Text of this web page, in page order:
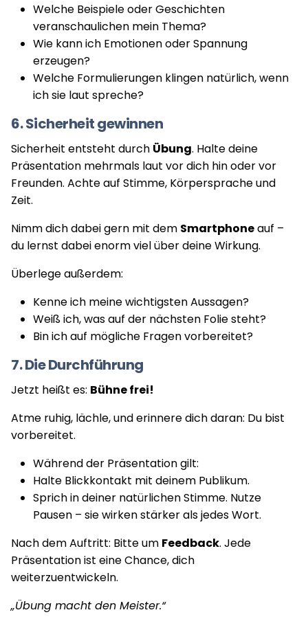
Welche Beispiele oder Geschichten
veranschaulichen mein Thema?
Wie kann ich Emotionen oder Spannung
erzeugen?
Welche Formulierungen klingen natürlich, wenn
ich sie laut spreche?
6. Sicherheit gewinnen
Sicherheit entsteht durch Übung. Halte deine
Präsentation mehrmals laut vor dich hin oder vor
Freunden. Achte auf Stimme, Körpersprache und
Zeit.
Nimm dich dabei gern mit dem Smartphoneauf –
du lernst dabei enorm viel über deine Wirkung.
Überlege außerdem:
Kenne ich meine wichtigsten Aussagen?
Weiß ich, was auf der nächsten Folie steht?
Bin ich auf mögliche Fragen vorbereitet?
7. Die Durchführung
Jetzt heißt es: Bühne frei!
Atme ruhig, lächle, und erinnere dich daran: Du bist
vorbereitet.
Während der Präsentation gilt:
Halte Blickkontakt mit deinem Publikum.
Sprich in deiner natürlichen Stimme. Nutze
Pausen – sie wirken stärker als jedes Wort.
Nach dem Auftritt: Bitte um Feedback. Jede
Präsentation ist eine Chance, dich
weiterzuentwickeln.
„Übung macht den Meister.“